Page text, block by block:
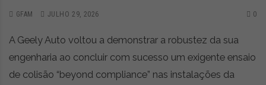
GFAM JULHO 29, 2026 0
A Geely Auto voltou a demonstrar a robustez da sua
engenharia ao concluir com sucesso um exigente ensaio
de colisão “beyond compliance” nas instalações da